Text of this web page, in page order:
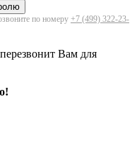
по номеру +7 (499) 322-23-
Вам для